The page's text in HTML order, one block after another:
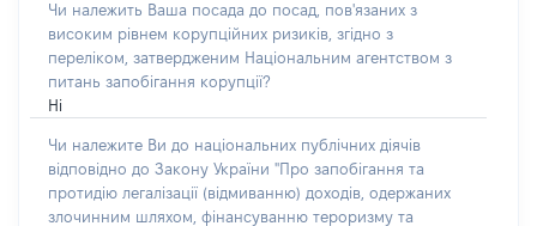
Чи належить Ваша посада до посад, пов'язаних з
високим рівнем корупційних ризиків, згідно з
переліком, затвердженим Національним агентством з
питань запобігання корупції?
Ні
Чи належите Ви до національних публічних діячів
відповідно до Закону України "Про запобігання та
протидію легалізації (відмиванню) доходів, одержаних
злочинним шляхом, фінансуванню тероризму та